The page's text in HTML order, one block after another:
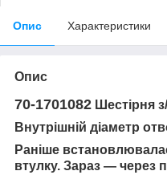
Опис Характеристики
Опис
70-1701082 Шестірня
Внутрішній діаметр
Раніше
втулку. Зараз — через